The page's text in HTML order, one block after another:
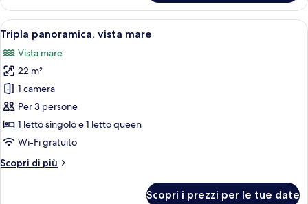
Superior,
vista
mare
Apri
tutte
le
foto
per
Tripla
panoramica,
vista
Una camera da letto con un letto,
5
Tripla panoramica, vista mare
Vista mare
22 m²
1 camera
Per 3 persone
1 letto singolo e 1 letto queen
Wi-Fi gratuito
Scopri di più
Altri
Scopri i prezzi per le tue date